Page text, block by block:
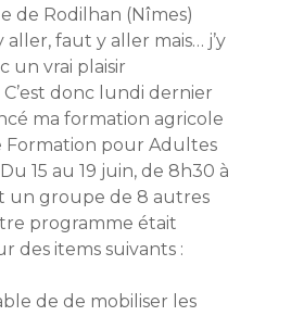
de Rodilhan (Nîmes)
faut y aller mais… j’y
un vrai plaisir
C’est donc lundi dernier
ma formation agricole
Formation pour Adultes
15 au 19 juin, de 8h30 à
un groupe de 8 autres
programme était
des items suivants :
de de mobiliser les